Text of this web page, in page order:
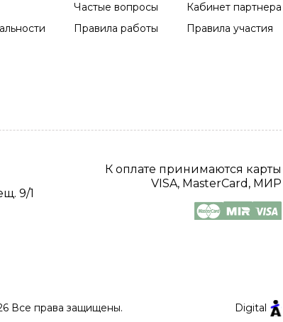
Частые вопросы
Правила работы
Кабинет партнера
Правила участия
9/1
К оплате принимаются карты
VISA, MasterCard, МИР
Все права защищены. Digital